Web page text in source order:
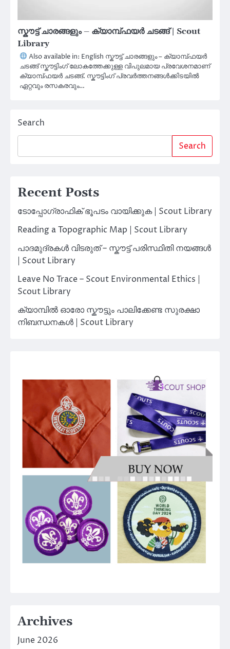
സ്കൗട്ട് ചാരങ്ങളും – ക്യാമ്പ്‌ഫയർ ചടങ്ങ് | Scout
Library
Also available in: English സ്കൗട്ട് ചാരങ്ങളും – ക്യാമ്പ്‌ഫയർ
ചടങ്ങ് സ്കൗട്ടിംഗ് ലോകത്തേക്കുള്ള വിപുലമായ പ്രവേശനമാണ്
ക്യാമ്പ്‌ഫയർ ചടങ്ങ്. സ്കൗട്ടിംഗ് പ്രവർത്തനങ്ങൾക്കിടയിൽ
ഏറ്റവും രസകരവും…
Search
Search
Recent Posts
ടോപ്പോഗ്രാഫിക് ഭൂപടം വായിക്കുക | Scout Library
Reading a Topographic Map | Scout Library
പാദമുദ്രകൾ വിടരുത് – സ്കൗട്ട് പരിസ്ഥിതി നയങ്ങൾ
| Scout Library
Leave No Trace – Scout Environmental Ethics |
Scout Library
ക്യാമ്പിൽ ഓരോ സ്കൗട്ടും പാലിക്കേണ്ട സുരക്ഷാ
നിബന്ധനകൾ | Scout Library
Archives
June 2026